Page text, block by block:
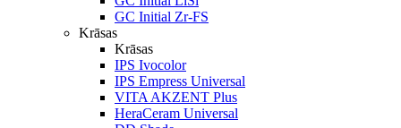
GC Initial Zr-FS
Krāsas
Krāsas
IPS Ivocolor
IPS Empress Universal
VITA AKZENT Plus
HeraCeram Universal